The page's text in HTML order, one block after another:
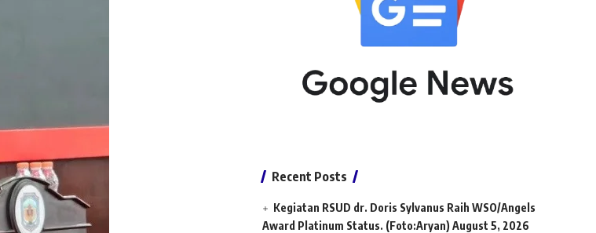
Recent Posts
Kegiatan RSUD dr. Doris Sylvanus Raih WSO/Angels
Award Platinum Status. (Foto:Aryan) August 5, 2026